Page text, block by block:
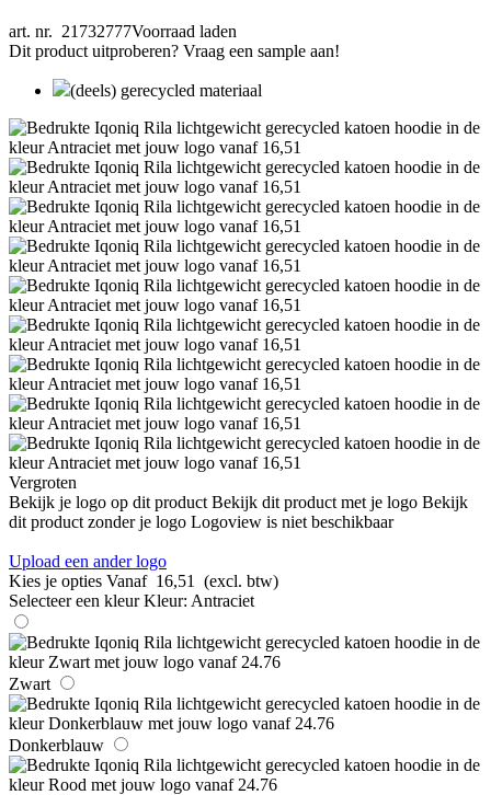
art. nr. 21732777Voorraad laden
Dit product uitproberen? Vraag een sample aan!
(deels) gerecycled materiaal
Vergroten
Bekijk je logo op dit product Bekijk dit product met je logo Bekijk
dit product zonder je logo Logoview is niet beschikbaar
Upload een ander logo
Kies je opties Vanaf 16,51
(excl. btw)
Selecteer een kleur Kleur: Antraciet
Zwart
Donkerblauw